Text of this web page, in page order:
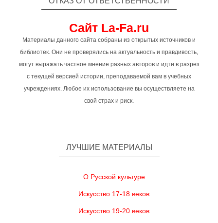
Сайт La-Fa.ru
Материалы данного сайта собраны из открытых источников и
библиотек. Они не проверялись на актуальность и правдивость,
могут выражать частное мнение разных авторов и идти в разрез
с текущей версией истории, преподаваемой вам в учебных
учреждениях. Любое их использование вы осуществляете на
свой страх и риск.
ЛУЧШИЕ МАТЕРИАЛЫ
О Русской культуре
Искусство 17-18 веков
Искусство 19-20 веков